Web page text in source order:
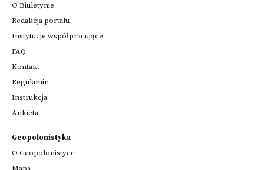
O Biuletynie
Redakcja portalu
Instytucje współpracujące
FAQ
Kontakt
Regulamin
Instrukcja
Ankieta
Geopolonistyka
O Geopolonistyce